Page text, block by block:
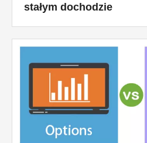
stałym dochodzie